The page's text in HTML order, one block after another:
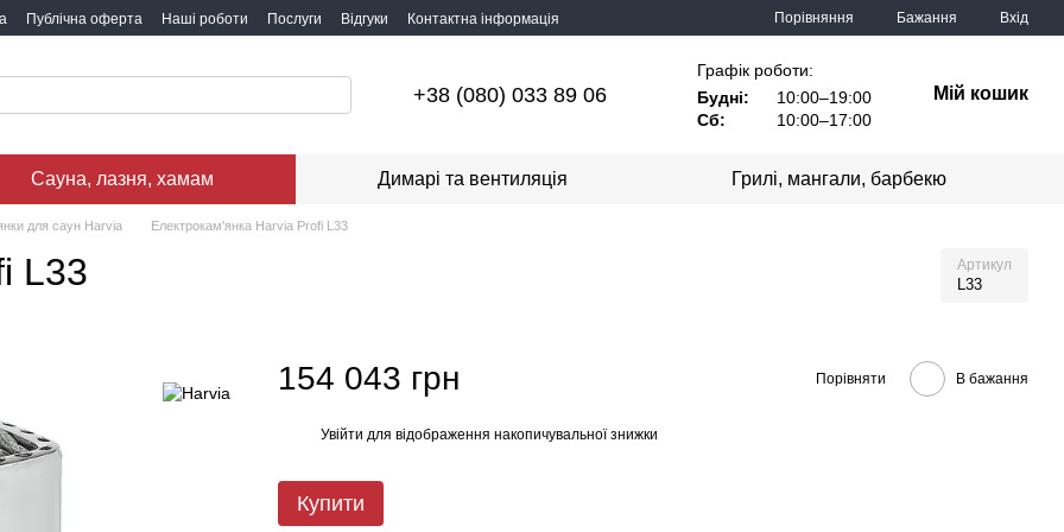
Публічна оферта Наші роботи Послуги Відгуки Контактна інформація Порівняння Бажання Вхід
+38 (080) 033 89 06
Графік роботи:
Будні:
10:00–19:00
Сб:
10:00–17:00
Мій кошик
Сауна, лазня, хамам Димарі та вентиляція Грилі, мангали, барбекю
для саун Harvia Електрокам'янка Harvia Profi L33
L33 Артикул
L33
154 043 грн Порівняти В бажання
Увійти для відображення накопичувальної знижки
Купити